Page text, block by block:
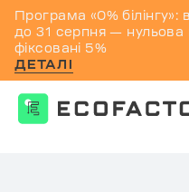
Програма «0% білінгу»:
до 31 серпня — нульова
фіксовані 5%
ДЕТАЛІ